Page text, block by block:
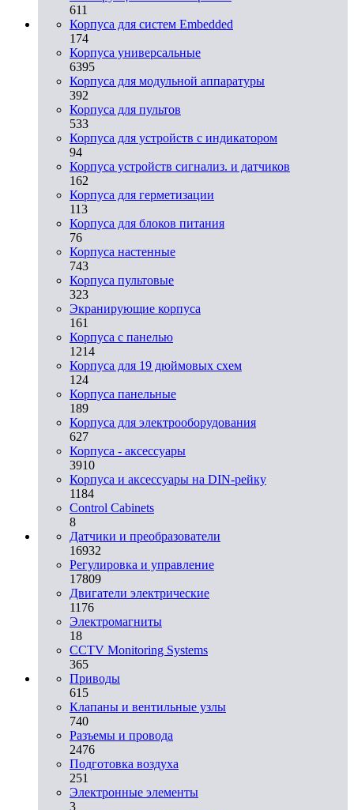
611
Корпуса для систем Embedded
174
Корпуса универсальные
6395
Корпуса для модульной аппаратуры
392
Корпуса для пультов
533
Корпуса для устройств с индикатором
94
Корпуса устройств сигнализ. и датчиков
162
Корпуса для герметизации
113
Корпуса для блоков питания
76
Корпуса настенные
743
Корпуса пультовые
323
Экранирующие корпуса
161
Корпуса с панелью
1214
Корпуса для 19 дюймовых схем
124
Корпуса панельные
189
Корпуса для электрооборудования
627
Корпуса - аксессуары
3910
Корпуса и аксессуары на DIN-рейку
1184
Control Cabinets
8
Датчики и преобразователи
16932
Регулировка и управление
17809
Двигатели электрические
1176
Электромагниты
18
CCTV Monitoring Systems
365
Приводы
615
Клапаны и вентильные узлы
740
Разъемы и провода
2476
Подготовка воздуха
251
Электронные элементы
3